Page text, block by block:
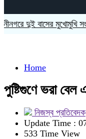
দুই বাসের মুখোমুখি সংঘর্ষে
Home
পুষ্টিগুণে ভরা
নিজস্ব প্রতিবেদক
Update Time :
533 Time View